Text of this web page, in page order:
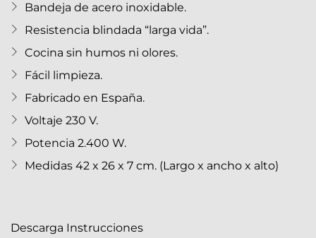
Bandeja de acero inoxidable.
Resistencia blindada “larga vida”.
Cocina sin humos ni olores.
Fácil limpieza.
Fabricado en España.
Voltaje 230 V.
Potencia 2.400 W.
Medidas 42 x 26 x 7 cm. (Largo x ancho x alto)
Descarga Instrucciones